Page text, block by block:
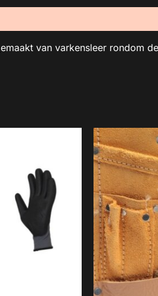
van varkensleer rondom